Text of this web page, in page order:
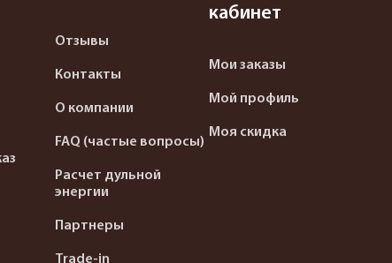
Отзывы
Контакты
О компании
FAQ (частые вопросы)
Расчет дульной
энергии
Партнеры
Trade-in
кабинет
Мои заказы
Мой профиль
Моя скидка